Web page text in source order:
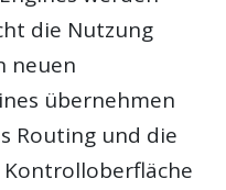
die Nutzung
neuen
übernehmen
Routing und die
Kontrolloberfläche